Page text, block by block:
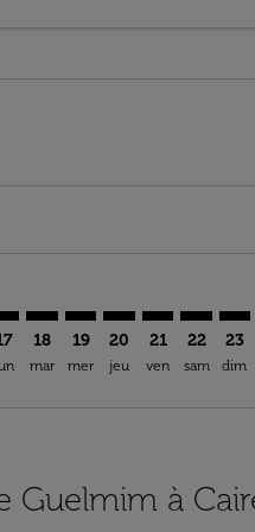
18
mar
GLN–CAI: cmp-
19
mer
GLN–CAI: cmp-
20
jeu
GLN–CAI:
21
ven
22
sam
23
dim
Guelmim à